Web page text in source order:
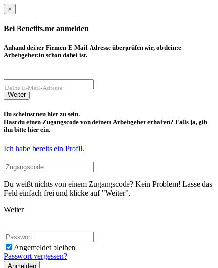
×
Bei Benefits.me anmelden
Anhand deiner Firmen-E-Mail-Adresse überprüfen wir, ob dein:e
Arbeitgeber:in schon dabei ist.
Deine E-Mail-Adresse
Weiter
Du scheinst neu hier zu sein.
Hast du einen Zugangscode von deinem Arbeitgeber erhalten? Falls ja, gib
ihn bitte hier ein.
Ich habe bereits ein Profil.
Du weißt nichts von einem Zugangscode? Kein Problem! Lasse das
Feld einfach frei und klicke auf "Weiter".
Weiter
Angemeldet bleiben
Passwort vergessen?
Anmelden